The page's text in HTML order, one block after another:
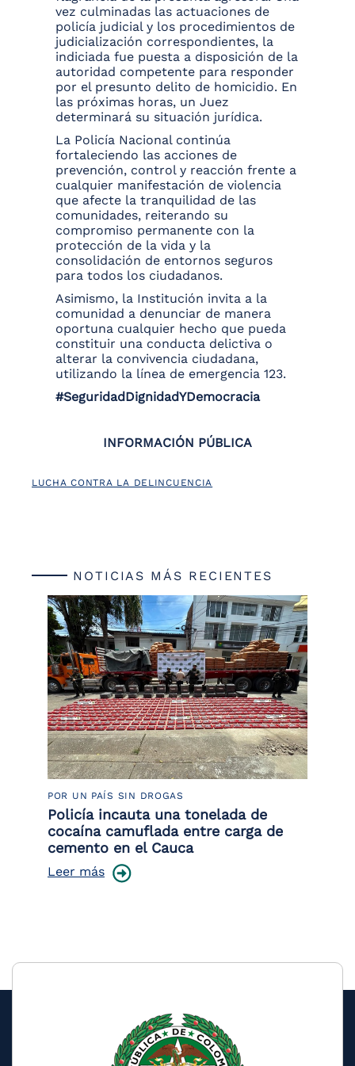
vez culminadas las actuaciones de
policía judicial y los procedimientos de
judicialización correspondientes, la
indiciada fue puesta a disposición de la
autoridad competente para responder
por el presunto delito de homicidio. En
las próximas horas, un Juez
determinará su situación jurídica.
La Policía Nacional continúa
fortaleciendo las acciones de
prevención, control y reacción frente a
cualquier manifestación de violencia
que afecte la tranquilidad de las
comunidades, reiterando su
compromiso permanente con la
protección de la vida y la
consolidación de entornos seguros
para todos los ciudadanos.
Asimismo, la Institución invita a la
comunidad a denunciar de manera
oportuna cualquier hecho que pueda
constituir una conducta delictiva o
alterar la convivencia ciudadana,
utilizando la línea de emergencia 123.
#SeguridadDignidadYDemocracia
INFORMACIÓN PÚBLICA
LUCHA CONTRA LA DELINCUENCIA
NOTICIAS MÁS RECIENTES
POR UN PAÍS SIN DROGAS
Policía incauta una tonelada de
cocaína camuflada entre carga de
cemento en el Cauca
Leer más